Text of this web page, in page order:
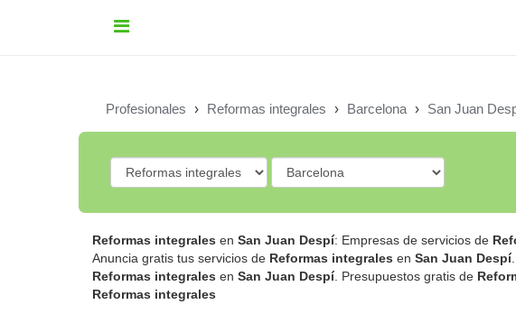
Profesionales › Reformas integrales › Barcelona › San Juan
Reformas integrales en San Juan Despí: Empresas de servicios de
Anuncia gratis tus servicios de Reformas integrales en San Juan Despí
Reformas integrales en San Juan Despí. Presupuestos gratis de
Reformas integrales